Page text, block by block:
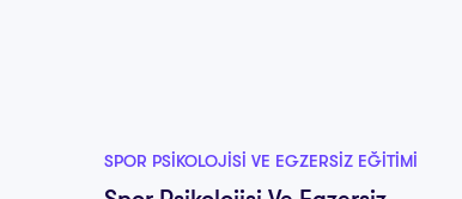
SPOR PSIKOLOJISI VE EGZERSIZ EĞITIMI